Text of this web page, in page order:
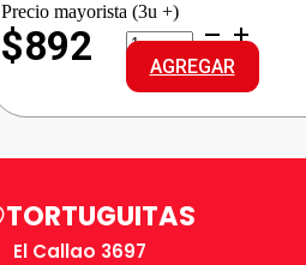
Precio mayorista (3u +)
$892
ROSAMONTE
YERBA
cantidad
AGREGAR
TORTUGUITAS
El Callao 3697